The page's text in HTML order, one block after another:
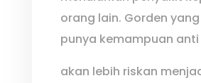
orang lain. Gorden
punya kemampuan
akan lebih riskan